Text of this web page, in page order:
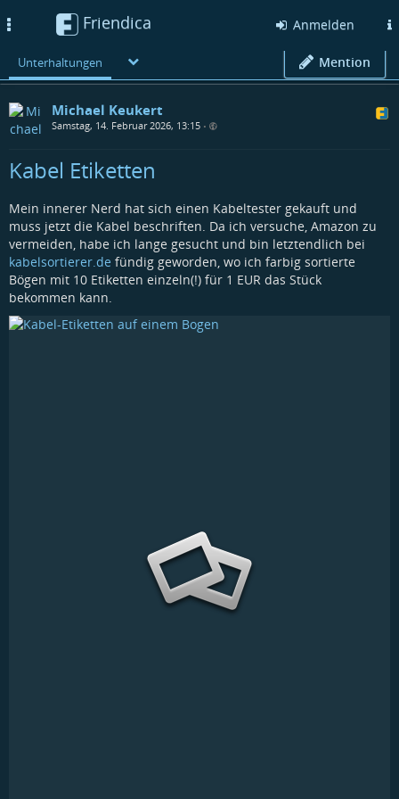
Friendica Anmelden
Unterhaltungen Mention
Michael Keukert
Samstag, 14. Februar 2026, 13:15 •
Kabel Etiketten
Mein innerer Nerd hat sich einen Kabeltester gekauft und
muss jetzt die Kabel beschriften. Da ich versuche, Amazon zu
vermeiden, habe ich lange gesucht und bin letztendlich bei
kabelsortierer.de fündig geworden, wo ich farbig sortierte
Bögen mit 10 Etiketten einzeln(!) für 1 EUR das Stück
bekommen kann.